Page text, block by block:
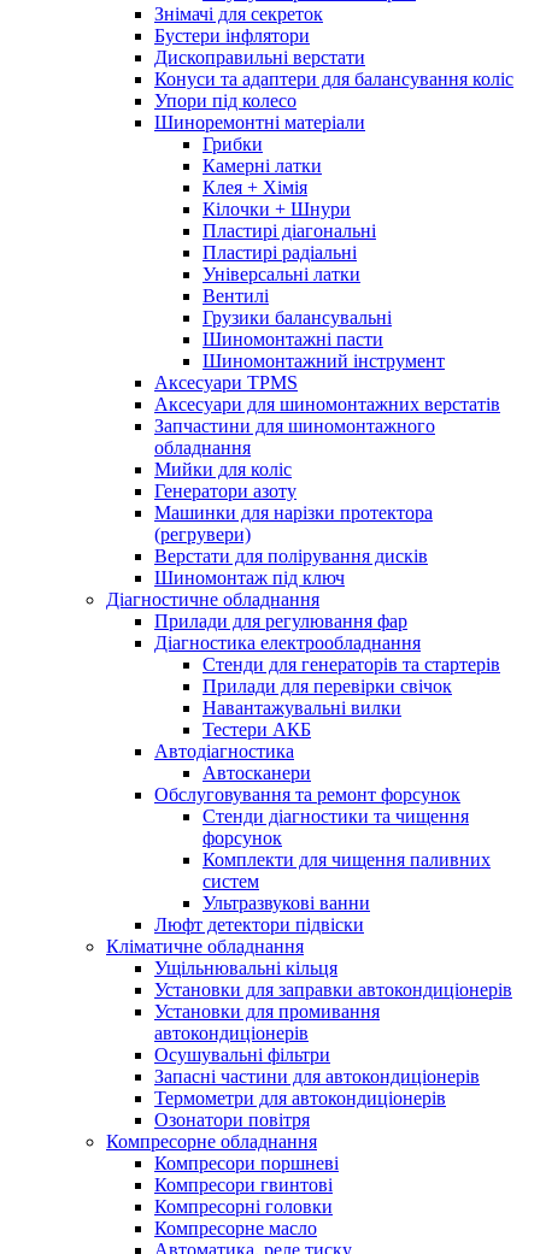
Знімачі для секреток
Бустери інфлятори
Дископравильні верстати
Конуси та адаптери для балансування коліс
Упори під колесо
Шиноремонтні матеріали
Грибки
Камерні латки
Клея + Хімія
Кілочки + Шнури
Пластирі діагональні
Пластирі радіальні
Універсальні латки
Вентилі
Грузики балансувальні
Шиномонтажні пасти
Шиномонтажний інструмент
Аксесуари TPMS
Аксесуари для шиномонтажних верстатів
Запчастини для шиномонтажного
обладнання
Мийки для коліс
Генератори азоту
Машинки для нарізки протектора
(регрувери)
Верстати для полірування дисків
Шиномонтаж під ключ
Діагностичне обладнання
Прилади для регулювання фар
Діагностика електрообладнання
Стенди для генераторів та стартерів
Прилади для перевірки свічок
Навантажувальні вилки
Тестери АКБ
Автодіагностика
Автосканери
Обслуговування та ремонт форсунок
Стенди діагностики та чищення
форсунок
Комплекти для чищення паливних
систем
Ультразвукові ванни
Люфт детектори підвіски
Кліматичне обладнання
Ущільнювальні кільця
Установки для заправки автокондиціонерів
Установки для промивання
автокондиціонерів
Осушувальні фільтри
Запасні частини для автокондиціонерів
Термометри для автокондиціонерів
Озонатори повітря
Компресорне обладнання
Компресори поршневі
Компресори гвинтові
Компресорні головки
Компресорне масло
Автоматика, реле тиску